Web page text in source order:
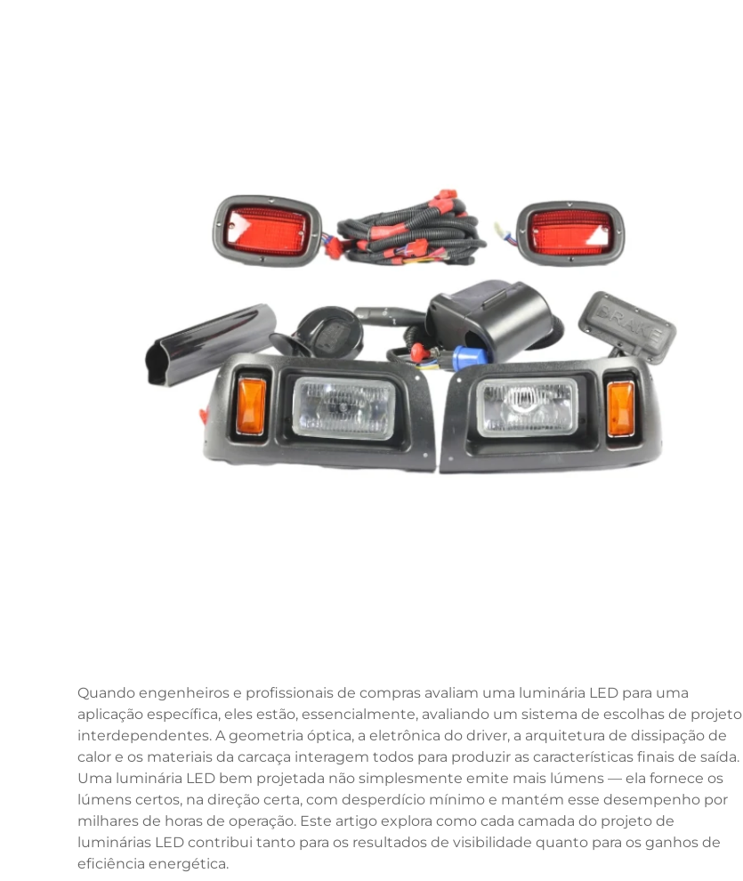
Quando engenheiros e profissionais de compras avaliam uma luminária LED para uma
aplicação específica, eles estão, essencialmente, avaliando um sistema de escolhas de projeto
interdependentes. A geometria óptica, a eletrônica do driver, a arquitetura de dissipação de
calor e os materiais da carcaça interagem todos para produzir as características finais de saída.
Uma luminária LED bem projetada não simplesmente emite mais lúmens — ela fornece os
lúmens certos, na direção certa, com desperdício mínimo e mantém esse desempenho por
milhares de horas de operação. Este artigo explora como cada camada do projeto de
luminárias LED contribui tanto para os resultados de visibilidade quanto para os ganhos de
eficiência energética.